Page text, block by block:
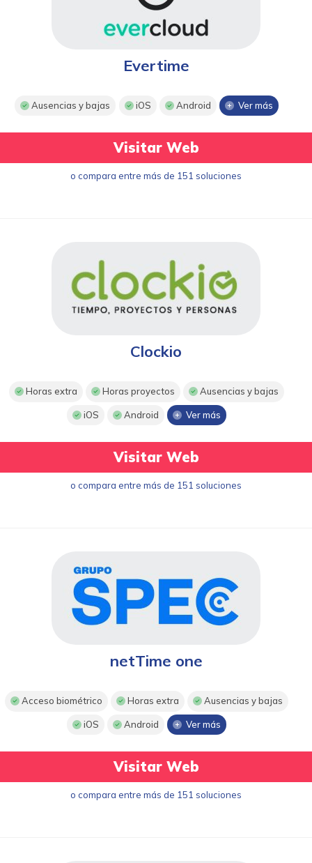
Evertime
Ausencias y bajas iOS Android Ver más
Visitar Web
o compara entre más de 151 soluciones
Clockio
Horas extra Horas proyectos Ausencias y bajas
iOS Android Ver más
Visitar Web
o compara entre más de 151 soluciones
netTime one
Acceso biométrico Horas extra Ausencias y bajas
iOS Android Ver más
Visitar Web
o compara entre más de 151 soluciones